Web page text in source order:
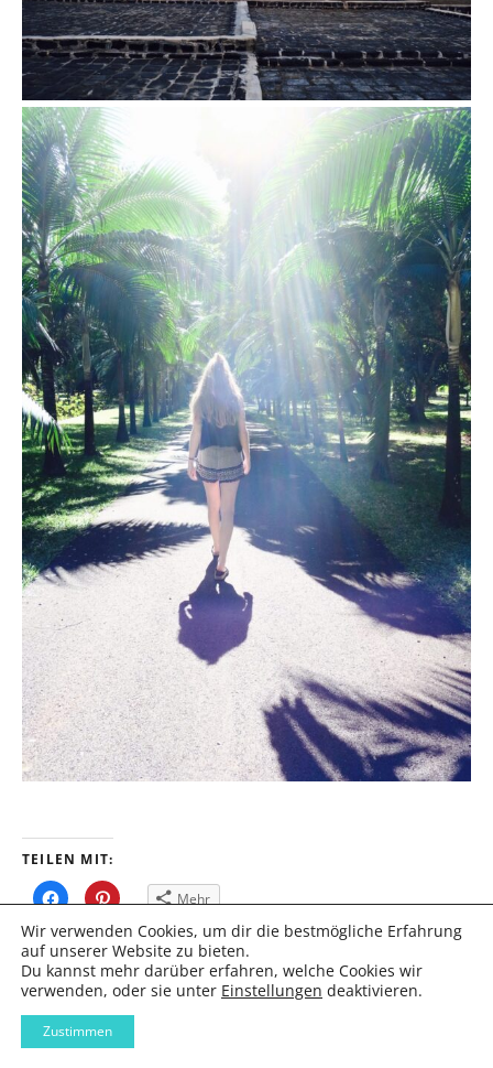
TEILEN MIT:
Klick,
um
Facebook
zu
teilen
(Wird
in
neuem
Fenster
geöffnet)
Klick,
um
auf
Pinterest
zu
teilen
(Wird
in
neuem
Fenster
Mehr
Wegweiser Mauritius
Wir verwenden Cookies, um dir die bestmögliche Erfahrung
auf unserer Website zu bieten.
Du kannst mehr darüber erfahren, welche Cookies wir
verwenden, oder sie unter Einstellungen deaktivieren.
Zustimmen